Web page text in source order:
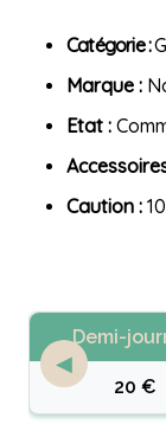
Catégorie :
Marque :
Etat :
Caution :
◀
Demi-
20 €